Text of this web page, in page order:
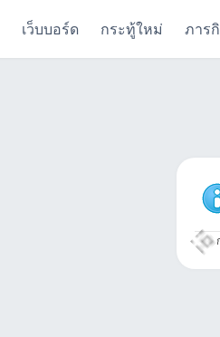
เว็บบอร์ด กระทู้ใหม่ ภาร